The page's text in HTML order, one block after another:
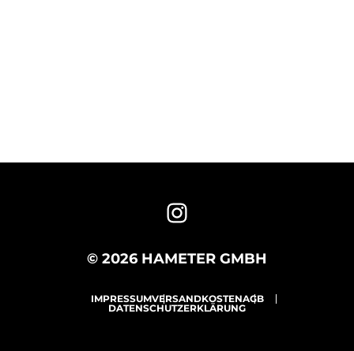
© 2026 HAMETER GMBH
IMPRESSUMVERSANDKOSTENAGB
DATENSCHUTZERKLÄRUNG